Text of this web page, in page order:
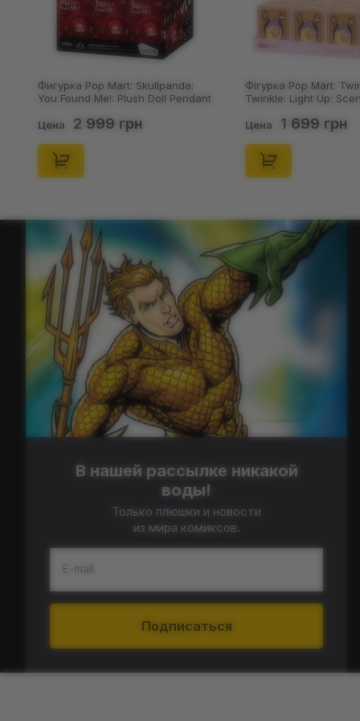
Фигурка Pop Mart: Skullpanda:
You Found Me!: Plush Doll Pendant
Edition), (29347)
Цена 2 999 грн
Фігурка Pop Mart:
Twinkle: Light Up:
Edition), (21372)
Цена 1 699 грн
В нашей рассылке никакой
воды!
Только плюшки и новости
из мира комиксов.
E-mail
Подписаться